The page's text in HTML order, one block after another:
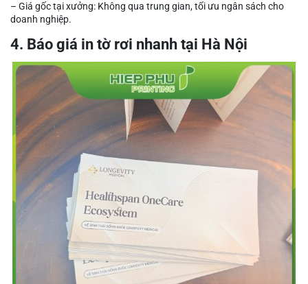
– Giá gốc tại xưởng: Không qua trung gian, tối ưu ngân sách cho
doanh nghiệp.
4. Báo giá in tờ rơi nhanh tại Hà Nội